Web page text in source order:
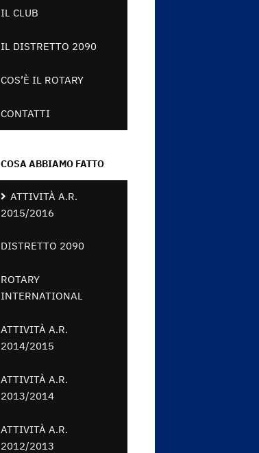
IL CLUB
IL DISTRETTO 2090
COS’È IL ROTARY
CONTATTI
COSA ABBIAMO FATTO
ATTIVITÀ A.R.
2015/2016
DISTRETTO 2090
ROTARY
INTERNATIONAL
ATTIVITÀ A.R.
2014/2015
ATTIVITÀ A.R.
2013/2014
ATTIVITÀ A.R.
2012/2013